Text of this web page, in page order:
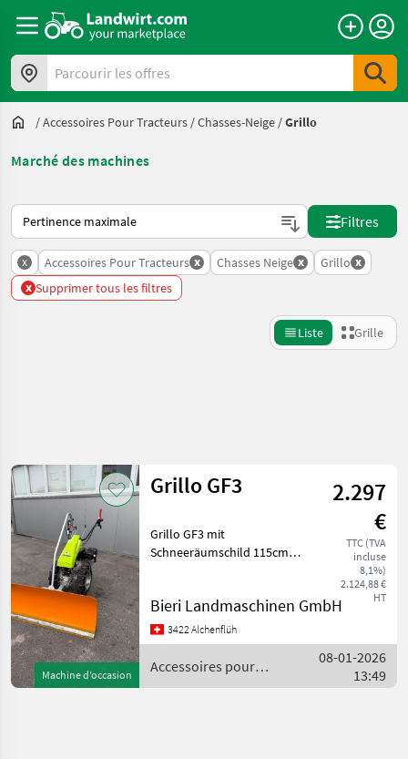
Parcourir les offres
/Accessoires Pour Tracteurs /Chasses-Neige /Grillo
Marché des machines
Voici comment les annonces sont triées sur Landwirt.com
Filtres
x Accessoires Pour Tracteurs x Chasses Neige x Grillo x
x Supprimer tous les filtres
Liste Grille
Catégorie 4 Pays Filtres
CHEMIN
ACTUEL
matériel
agricole
Accessoires
Pour
Tracteurs
Chasses
Réinitialiser
Afficher
1
résultats
Machine d’occasion
Grillo GF3
2.297
€
TTC (TVA
incluse
8,1%)
2.124,88 €
HT
Grillo GF3 mit
Schneeräumschild 115cm
Vorwärts- Retourgaänge,
Seitenverstellung links -
rechts an Hebel,
Schneeketten
Bieri Landmaschinen GmbH
3422 Alchenflüh
Accessoires pour
tracteurs / Grillo
08-01-2026
13:49